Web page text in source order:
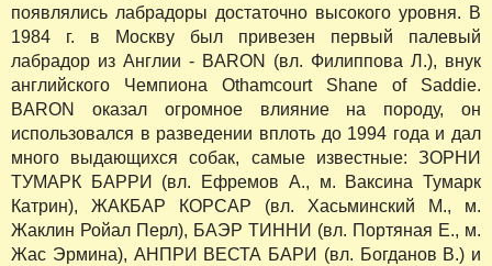
появлялись лабрадоры достаточно высокого уровня. В
1984 г. в Москву был привезен первый палевый
лабрадор из Англии - BARON (вл. Филиппова Л.), внук
английского Чемпиона Othamcourt Shane of Saddie.
BARON оказал огромное влияние на породу, он
использовался в разведении вплоть до 1994 года и дал
много выдающихся собак, самые известные: ЗОРНИ
ТУМАРК БАРРИ (вл. Ефремов А., м. Ваксина Тумарк
Катрин), ЖАКБАР КОРСАР (вл. Хасьминский М., м.
Жаклин Ройал Перл), БАЭР ТИННИ (вл. Портяная Е., м.
Жас Эрмина), АНПРИ ВЕСТА БАРИ (вл. Богданов В.) и